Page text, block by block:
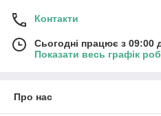
Контакти
Сьогодні працює з 09:00
Показати весь графік
Про нас